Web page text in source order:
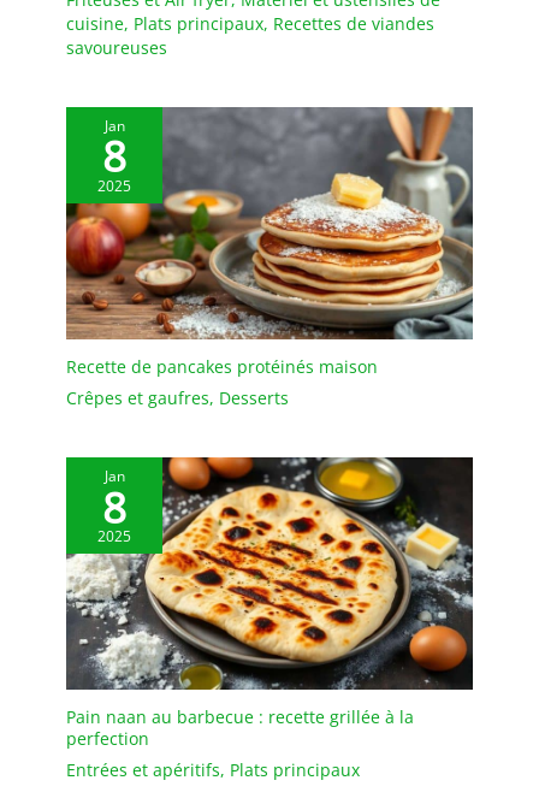
cuisine, Plats principaux, Recettes de viandes
savoureuses
Jan
8
2025
Recette de pancakes protéinés maison
Crêpes et gaufres, Desserts
Jan
8
2025
Pain naan au barbecue : recette grillée à la
perfection
Entrées et apéritifs, Plats principaux